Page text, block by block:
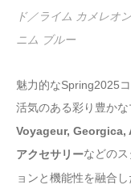
ド／ライム カメレオ
ニム ブルー
魅力的なSpring2025
活気のある彩り豊かな
Voyageur, Georgica,
アクセサリーなどの
ョンと機能性を融合